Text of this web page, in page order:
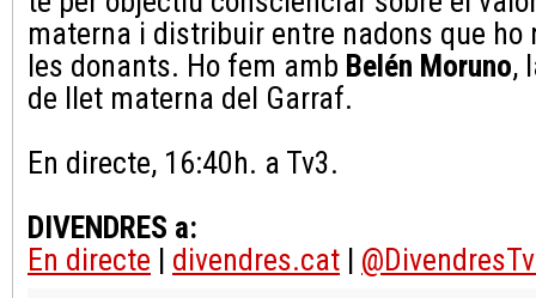
materna i distribuir entre nadons que
les donants. Ho fem amb Belén Moruno,
de llet materna del Garraf.
En directe, 16:40h. a Tv3.
DIVENDRES a:
En directe | divendres.cat |